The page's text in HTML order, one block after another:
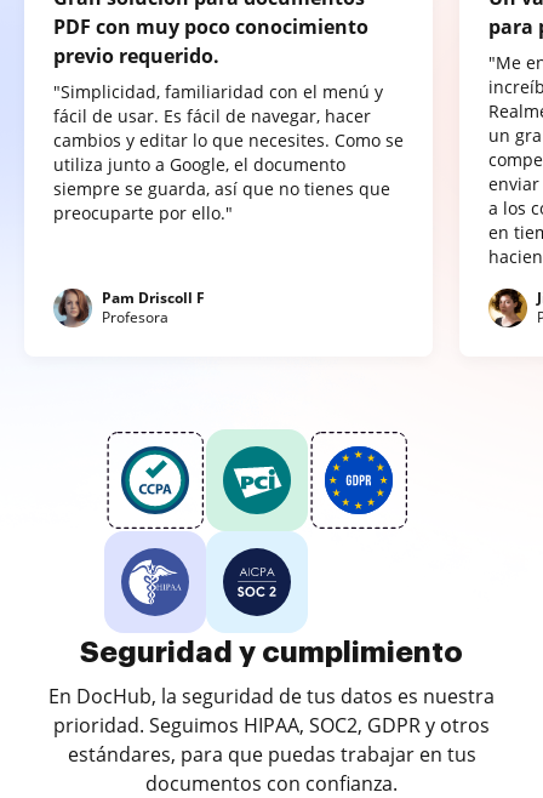
PDF con muy poco conocimiento
previo requerido.
"Simplicidad, familiaridad con el menú y
fácil de usar. Es fácil de navegar, hacer
cambios y editar lo que necesites. Como se
utiliza junto a Google, el documento
siempre se guarda, así que no tienes que
preocuparte por ello."
Pam Driscoll F
Profesora
para
"Me
un
a los
en
Seguridad y cumplimiento
En DocHub, la seguridad de tus datos es nuestra
prioridad. Seguimos HIPAA, SOC2, GDPR y otros
estándares, para que puedas trabajar en tus
documentos con confianza.